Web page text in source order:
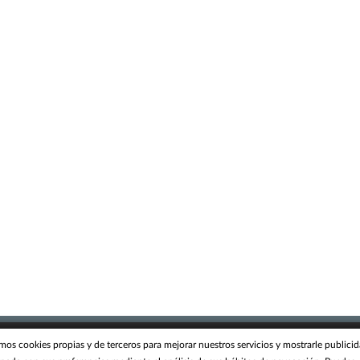
cookies propias y de terceros para mejorar nuestros servicios y mostrarle